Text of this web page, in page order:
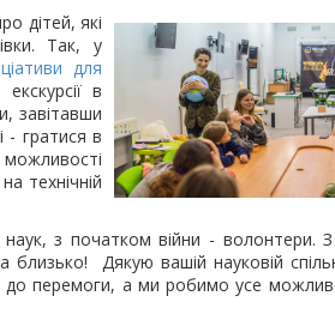
дітей, які
Так, у
для
в
завітавши
- гратися в
можливості
технічній
з початком війни - волонтери.
Дякую вашій науковій
до перемоги, а ми робимо усе